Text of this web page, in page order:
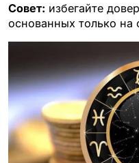
Совет: избегайте
основанных только на